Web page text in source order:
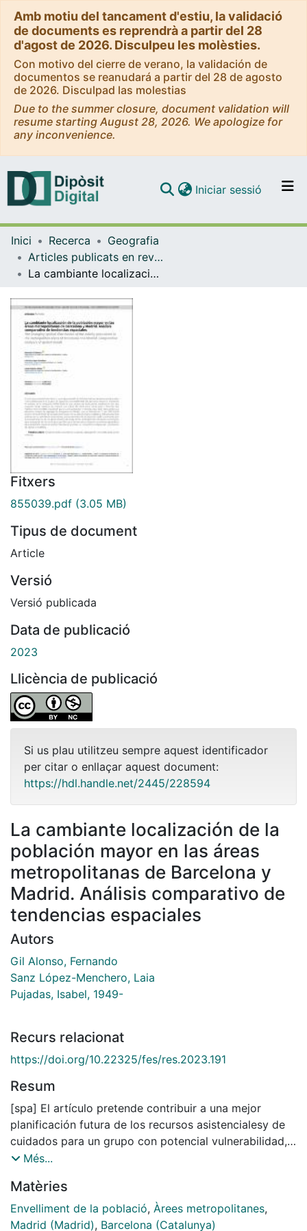
Amb motiu del tancament d'estiu, la validació
de documents es reprendrà a partir del 28
d'agost de 2026. Disculpeu les molèsties.
Con motivo del cierre de verano, la validación de
documentos se reanudará a partir del 28 de agosto
de 2026. Disculpad las molestias
Due to the summer closure, document validation will
resume starting August 28, 2026. We apologize for
any inconvenience.
Navega per tot el DD
Com publicar
Iniciar sessió (current)
Inici Recerca
Geografia
Articles publicats en revistes (Geografia)
La cambiante localización de la población mayor en las áreas metropolitanas de Barcelona y Madrid. Análisis comparativo de tendencias espaciales
Fitxers
855039.pdf (3.05 MB)
Tipus de document
Article
Versió
Versió publicada
Data de publicació
2023
Llicència de publicació
Si us plau utilitzeu sempre aquest identificador
per citar o enllaçar aquest document:
https://hdl.handle.net/2445/228594
La cambiante localización de la
población mayor en las áreas
metropolitanas de Barcelona y
Madrid. Análisis comparativo de
tendencias espaciales
Autors
Gil Alonso, Fernando
Sanz López-Menchero, Laia
Pujadas, Isabel, 1949-
Recurs relacionat
https://doi.org/10.22325/fes/res.2023.191
Resum
[spa] El artículo pretende contribuir a una mejor
planificación futura de los recursos asistencialesy de
cuidados para un grupo con potencial vulnerabilidad,
las personas mayores, medianteel análisis de la
espacial en las dosmayores áreas urbanas de España.
Los datos de stock para municipios y distritos
delPadrón continuo (INE), muestran que es una
Més...
Matèries
Envelliment de la població, Àrees metropolitanes,
Madrid (Madrid), Barcelona (Catalunya)